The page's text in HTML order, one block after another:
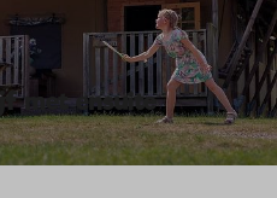
met ensuite